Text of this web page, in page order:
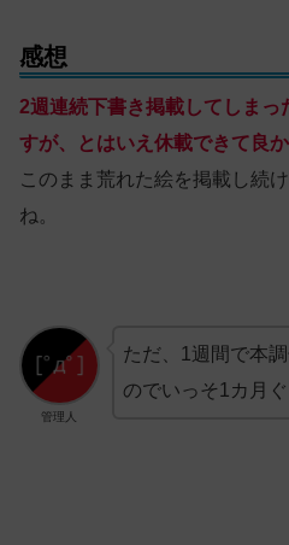
感想
2週連続下書き掲載してしま
すが、とはいえ休載できて良か
このまま荒れた絵を掲載し続
ね。
管理人
ただ、1週間で本
のでいっそ1カ月